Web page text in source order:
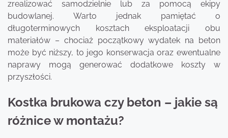
zrealizować samodzielnie lub za pomocą ekipy
budowlanej. Warto jednak pamiętać o
długoterminowych kosztach eksploatacji obu
materiałów – chociaż początkowy wydatek na beton
może być niższy, to jego konserwacja oraz ewentualne
naprawy mogą generować dodatkowe koszty w
przyszłości.
Kostka brukowa czy beton – jakie są
różnice w montażu?